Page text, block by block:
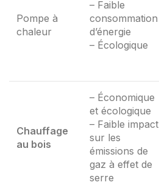
Pompe à
chaleur
– Faible
consommation
d’énergie
– Écologique
Chauffage
au bois
– Économique
et écologique
– Faible impact
sur les
émissions de
gaz à effet de
serre